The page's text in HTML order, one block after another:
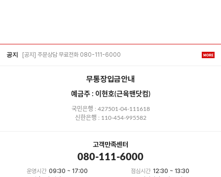
공지 [공지] 주문상담 무료전화 080-111-6000
무통장입금안내
예금주 : 이현호(근육맨닷컴)
국민은행 : 427501-04-111618
신한은행 : 110-454-995582
고객만족센터
080-111-6000
운영시간 09:30 ~ 17:00
점심시간 12:30 ~ 13:30